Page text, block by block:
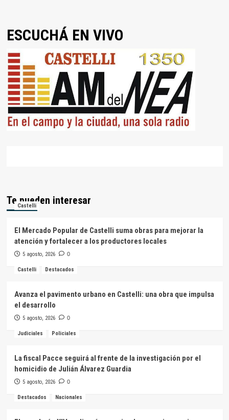
ESCUCHÁ EN VIVO
Te pueden interesar
Castelli
El Mercado Popular de Castelli suma obras para mejorar la
atención y fortalecer a los productores locales
5 agosto, 2026 0
Castelli Destacados
Avanza el pavimento urbano en Castelli: una obra que impulsa
el desarrollo
5 agosto, 2026 0
Judiciales Policiales
La fiscal Pacce seguirá al frente de la investigación por el
homicidio de Julián Álvarez Guardia
5 agosto, 2026 0
Destacados Nacionales